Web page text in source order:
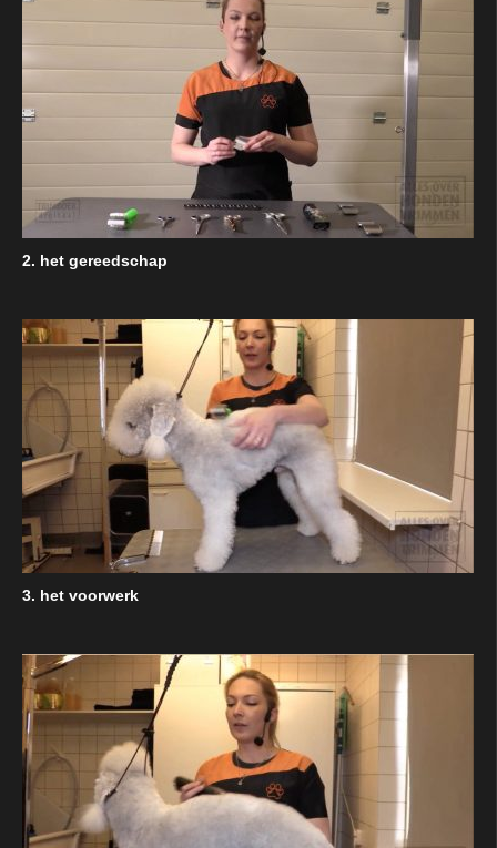
2. het gereedschap
3. het voorwerk